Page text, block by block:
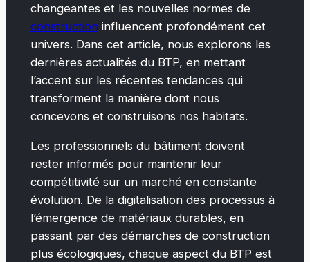
changeantes et les nouvelles normes de
constructioninfluencent profondément cet
univers. Dans cet article, nous explorons les
dernières actualités du BTP, en mettant
l’accent sur les récentes tendances qui
transforment la manière dont nous
concevons et construisons nos habitats.
Les professionnels du bâtiment doivent
rester informés pour maintenir leur
compétitivité sur un marché en constante
évolution. De la digitalisation des processus à
l’émergence de matériaux durables, en
passant par des démarches de construction
plus écologiques, chaque aspect du BTP est